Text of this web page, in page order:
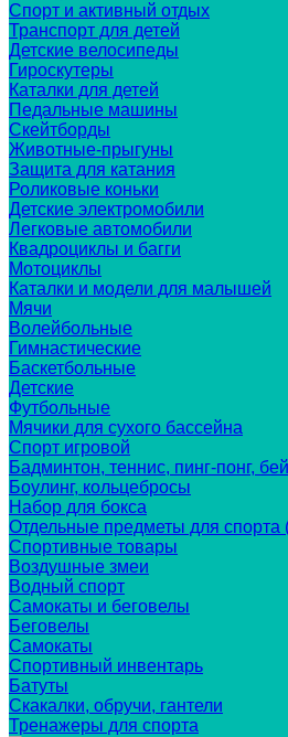
Спорт и активный отдых
Транспорт для детей
Детские велосипеды
Гироскутеры
Каталки для детей
Педальные машины
Скейтборды
Животные-прыгуны
Защита для катания
Роликовые коньки
Детские электромобили
Легковые автомобили
Квадроциклы и багги
Мотоциклы
Каталки и модели для малышей
Мячи
Волейбольные
Гимнастические
Баскетбольные
Детские
Футбольные
Мячики для сухого бассейна
Спорт игровой
Бадминтон, теннис, пинг-понг,
Боулинг, кольцебросы
Набор для бокса
Отдельные предметы для спорта
Спортивные товары
Воздушные змеи
Водный спорт
Самокаты и беговелы
Беговелы
Самокаты
Спортивный инвентарь
Батуты
Скакалки, обручи, гантели
Тренажеры для спорта